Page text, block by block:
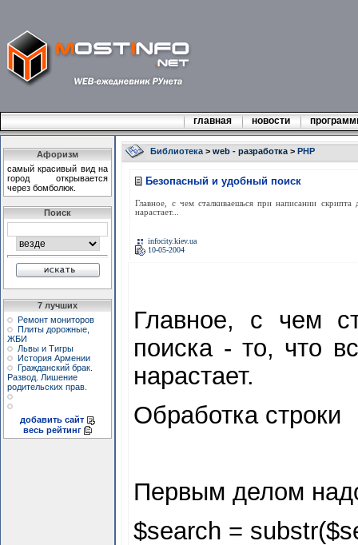
главная новости
Афоризм
самый кpасивый вид на
гоpод откpывается
чеpез бомболюк.
Поиск
7 лучших
Ремонт мониторов
Плиты дорожные,
ЖБИ
Львы и Тигры
История Армении
Гражданский брак.
Развод. Лишение
родительских прав.
добавить сайт
весь рейтинг
Библиотека> web - разработка> PHP
Безопасный и удобный поиск
Главное, с чем сталкиваешься при написании
нарастает...
infocity.kiev.ua
10-05-2004
Главное, с чем
поиска - то, что
нарастает.
Обработка строки
Первым делом
$search = substr($